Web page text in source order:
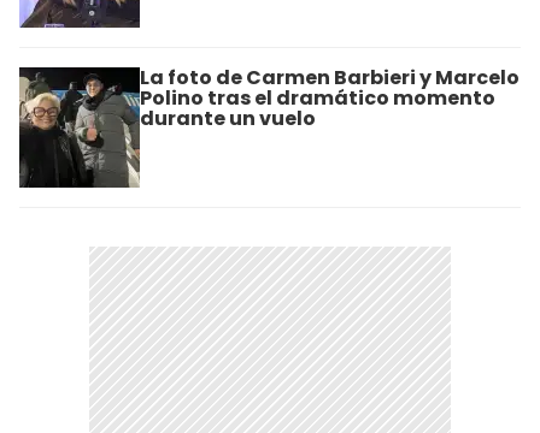
La foto de Carmen Barbieri y Marcelo
Polino tras el dramático momento
durante un vuelo